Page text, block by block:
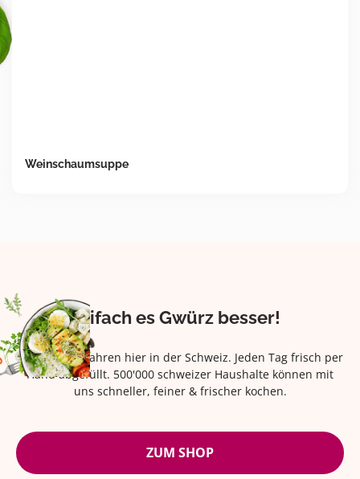
Weinschaumsuppe
Eifach es Gwürz besser!
Seit über 42 Jahren hier in der Schweiz. Jeden Tag frisch per
Hand abgefüllt. 500'000 schweizer Haushalte können mit
uns schneller, feiner & frischer kochen.
ZUM SHOP